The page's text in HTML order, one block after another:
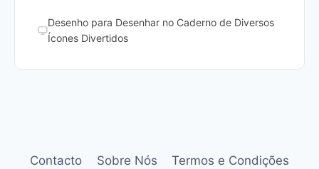
Desenho para Desenhar no Caderno de Diversos
Ícones Divertidos
Contacto Sobre Nós
Termos e Condições